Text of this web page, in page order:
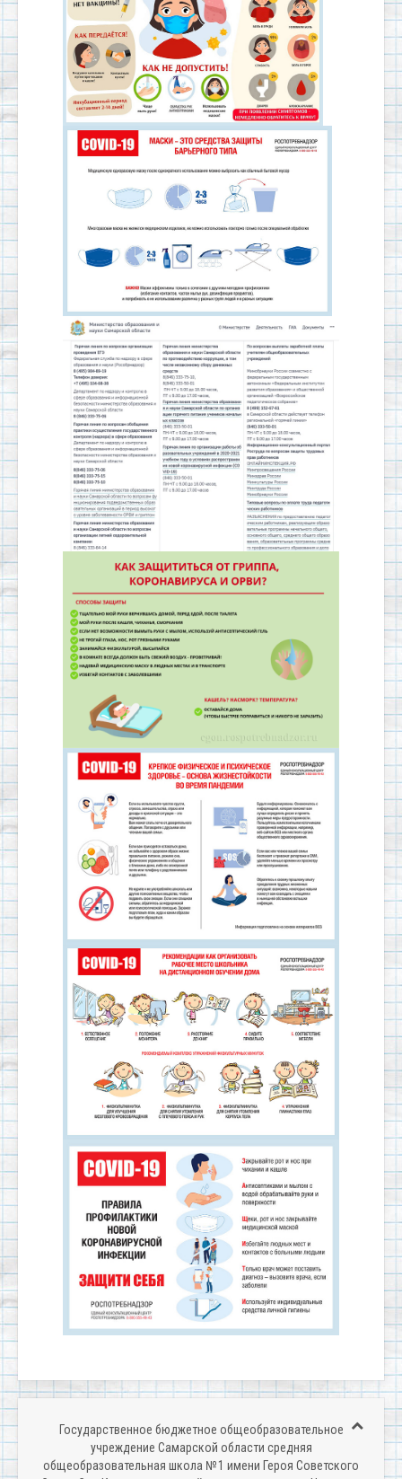
Государственное бюджетное общеобразовательное
учреждение Самарской области средняя
общеобразовательная школа № 1 имени Героя Советского